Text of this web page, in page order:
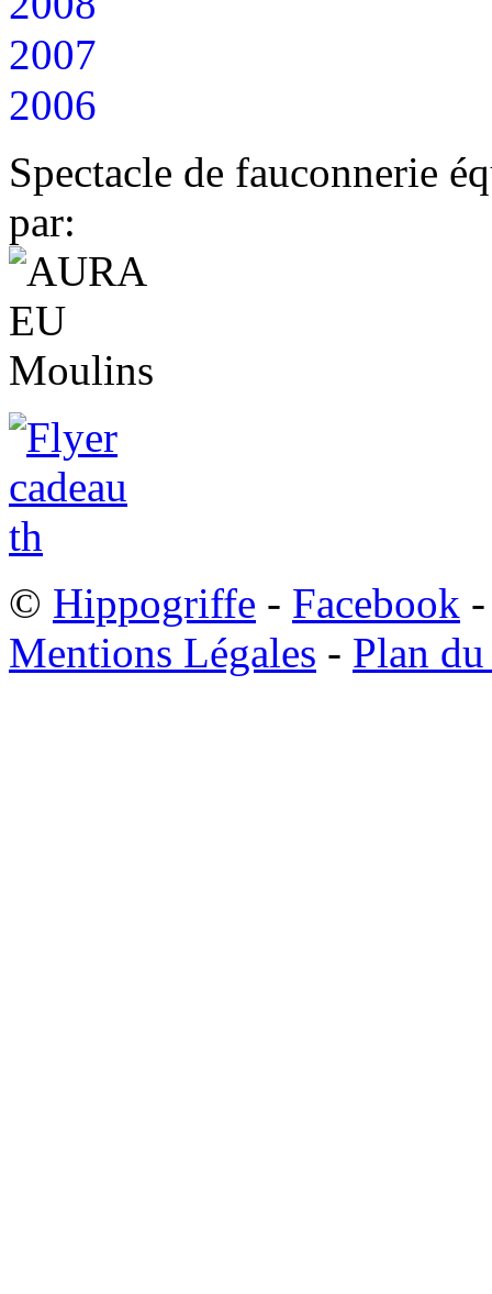
2007
2006
Spectacle de fauconnerie
par:
© Hippogriffe - Facebook
Mentions Légales - Plan